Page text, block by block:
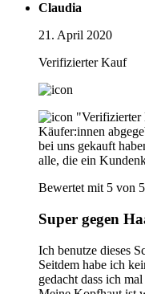
Claudia
21. April 2020
Verifizierter Kauf
"Verifizierter
Käufer:innen
bei uns gekauft
alle, die ein
Bewertet mit 5 von
Super gegen
Ich benutze dieses
Seitdem habe ich
gedacht dass ich